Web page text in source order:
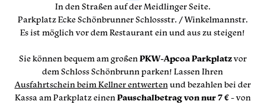
In den Straßen auf der Meidlinger Seite.
Parkplatz Ecke Schönbrunner Schlossstr. / Winkelmannstr.
Es ist möglich vor dem Restaurant ein und aus zu steigen!
Sie können bequem am großenPKW-Apcoa Parkplatzvor
dem Schloss Schönbrunn parken! Lassen Ihren
Ausfahrtschein beim Kellner entwertenund bezahlen bei der
Kassa am Parkplatz einenPauschalbetrag von nur 7 €- von